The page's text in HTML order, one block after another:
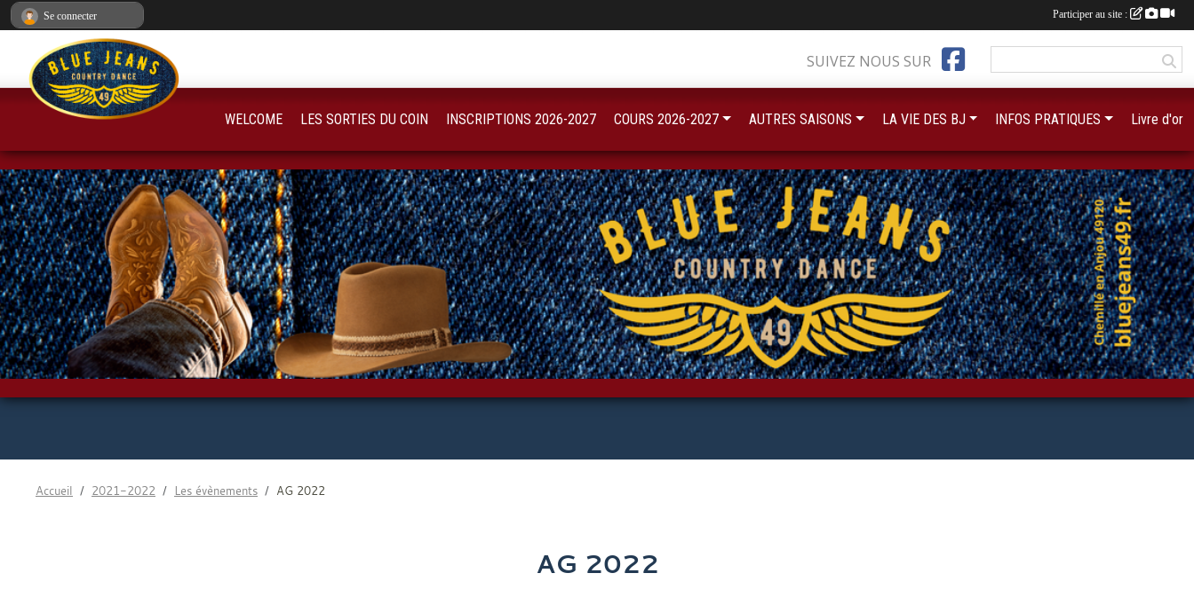
Accueil 2021-2022 Les évènements AG 2022
AG 2022
SUIVEZ NOUS SUR
WELCOME LES SORTIES DU COIN INSCRIPTIONS 2026-2027 COURS 2026-2027 AUTRES SAISONS LA VIE DES BJ INFOS PRATIQUES Livre d'or
Se connecter Participer au site :
Panneau de gestion des cookies